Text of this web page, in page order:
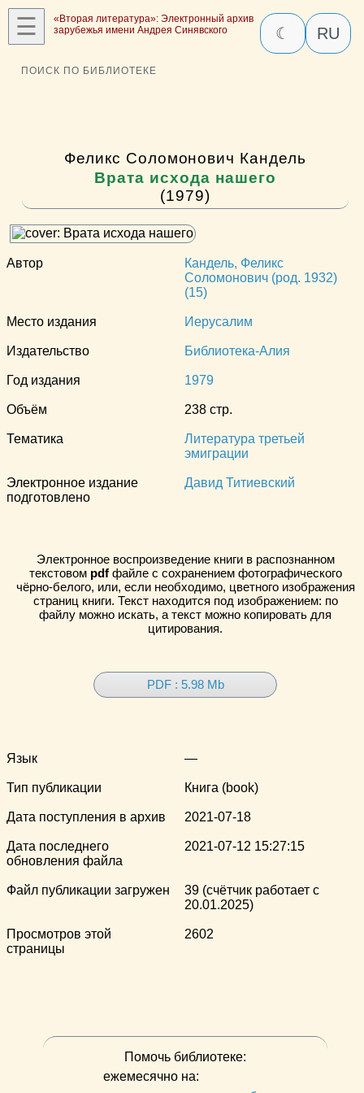
☰
«Вторая литература»: Электронный архив
зарубежья имени Андрея Синявского
☾ RU
ПОИСК ПО БИБЛИОТЕКЕ
Феликс Соломонович Кандель
Врата исхода нашего
(1979)
Автор
Кандель, Феликс
Соломонович (род. 1932)
(15)
Место издания Иерусалим
Издательство Библиотека-Алия
Год издания 1979
Объём 238 стр.
Тематика
Литература третьей
эмиграции
Электронное издание
подготовлено
Давид Титиевский
Электронное воспроизведение книги в распознанном
текстовом pdfфайле с сохранением фотографического
чёрно-белого, или, если необходимо, цветного изображения
страниц книги. Текст находится под изображением: по
файлу можно искать, а текст можно копировать для
цитирования.
PDF : 5.98 Mb
Язык —
Тип публикации Книга (book)
Дата поступления в архив 2021-07-18
Дата последнего
обновления файла
2021-07-12 15:27:15
Файл публикации загружен
39 (счётчик работает с
20.01.2025)
Просмотров этой
страницы
2602
Помочь библиотеке:
ежемесячно на: